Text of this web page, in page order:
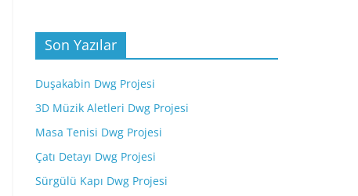
Son Yazılar
Duşakabin Dwg Projesi
3D Müzik Aletleri Dwg Projesi
Masa Tenisi Dwg Projesi
Çatı Detayı Dwg Projesi
Sürgülü Kapı Dwg Projesi